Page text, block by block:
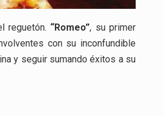
reguetón. “Romeo”, su primer
con su inconfundible
y seguir sumando éxitos a su